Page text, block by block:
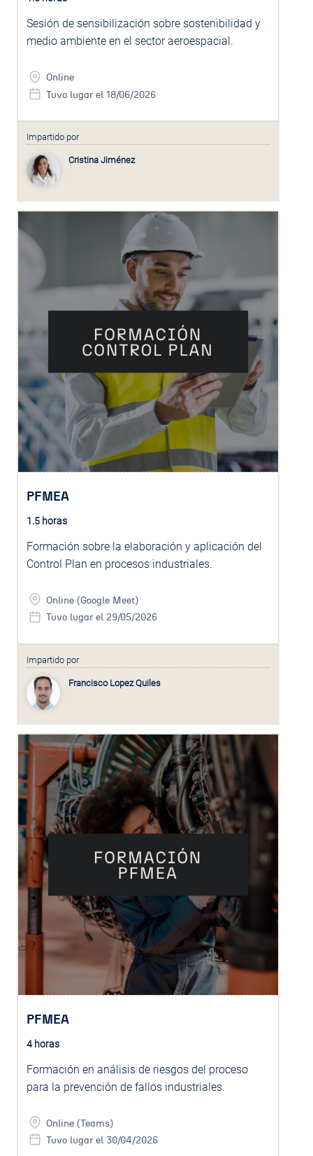
Sesión de sensibilización sobre sostenibilidad y
medio ambiente en el sector aeroespacial.
Online
Tuvo lugar el 18/06/2026
Impartido por
Cristina Jiménez
PFMEA
1.5 horas
Formación sobre la elaboración y aplicación del
Control Plan en procesos industriales.
Online (Google Meet)
Tuvo lugar el 29/05/2026
Impartido por
Francisco Lopez Quiles
PFMEA
4 horas
Formación en análisis de riesgos del proceso
para la prevención de fallos industriales.
Online (Teams)
Tuvo lugar el 30/04/2026